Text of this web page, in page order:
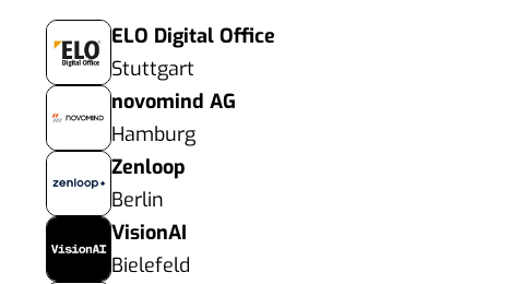
ELO Digital Office
Stuttgart
novomind AG
Hamburg
Zenloop
Berlin
VisionAI
Bielefeld